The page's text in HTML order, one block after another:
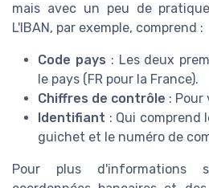
mais avec un peu de
L'IBAN, par exemple, comprend :
Code pays : Les deux
le pays (FR pour la France).
Chiffres de contrôle : Pour
Identifiant : Qui comprend
guichet et le numéro de
Pour plus